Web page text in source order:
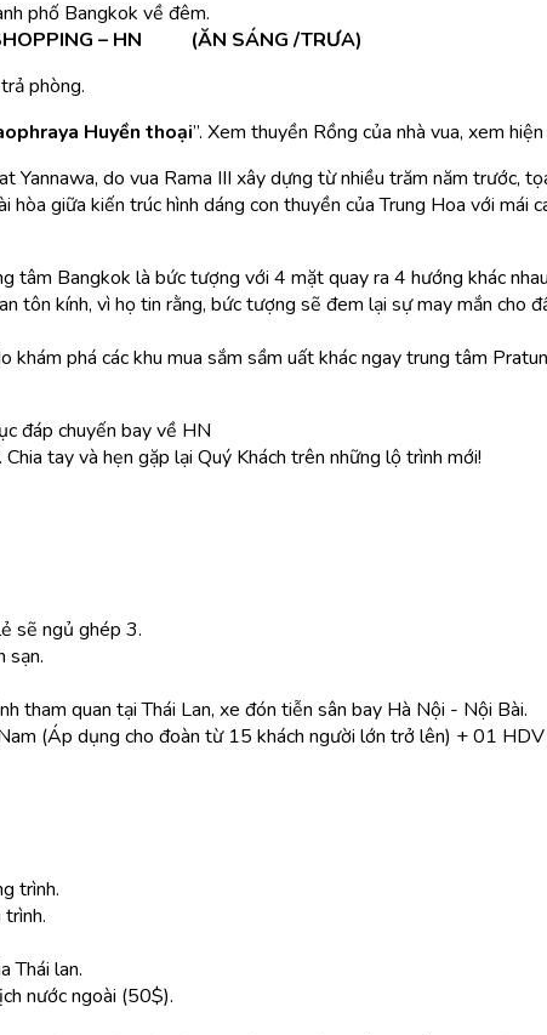
phố Bangkok về đêm.
SHOPPING – HN (ĂN SÁNG /TRƯA)
phòng.
Huyền thoại”. Xem thuyền Rồng của nhà vua, xem
Yannawa, do vua Rama III xây dựng từ nhiều trăm năm trước,
giữa kiến trúc hình dáng con thuyền của Trung Hoa với mái
tâm Bangkok là bức tượng với 4 mặt quay ra 4 hướng khác
tôn kính, vì họ tin rằng, bức tượng sẽ đem lại sự may mắn cho
phá các khu mua sắm sầm uất khác ngay trung tâm
đáp chuyến bay về HN
tay và hẹn gặp lại Quý Khách trên những lộ trình mới!
sẽ ngủ ghép 3.
sạn.
tham quan tại Thái Lan, xe đón tiễn sân bay Hà Nội - Nội Bài.
(Áp dụng cho đoàn từ 15 khách người lớn trở lên) + 01 HDV
trình.
Thái lan.
nước ngoài (50$).